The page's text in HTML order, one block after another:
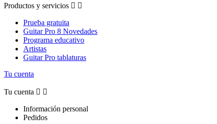
Productos y servicios  
Prueba gratuita
Guitar Pro 8 Novedades
Programa educativo
Artistas
Guitar Pro tablaturas
Tu cuenta
Tu cuenta  
Información personal
Pedidos